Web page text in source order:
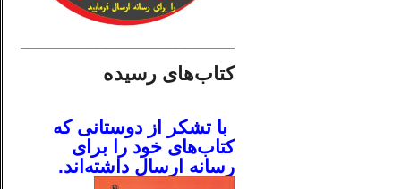
کتاب‌های رسیده
با تشکر از دوستانی که
کتاب‌های خود را برای
رسانه ارسال داشته‌اند.